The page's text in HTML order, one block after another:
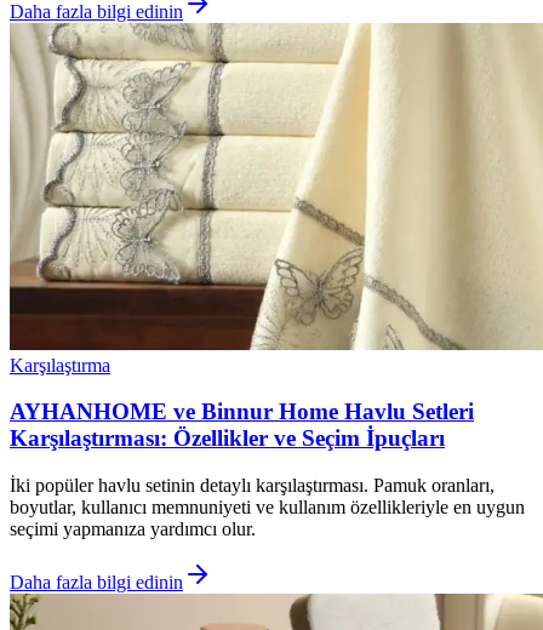
Daha fazla bilgi edinin
Karşılaştırma
AYHANHOME ve Binnur Home Havlu Setleri
Karşılaştırması: Özellikler ve Seçim İpuçları
İki popüler havlu setinin detaylı karşılaştırması. Pamuk oranları,
boyutlar, kullanıcı memnuniyeti ve kullanım özellikleriyle en uygun
seçimi yapmanıza yardımcı olur.
Daha fazla bilgi edinin